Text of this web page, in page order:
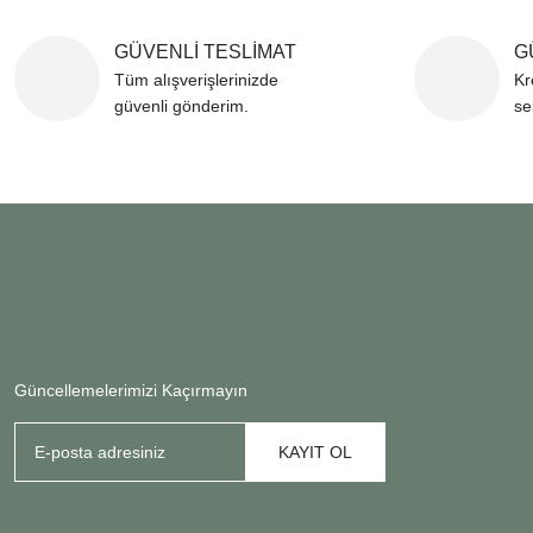
GÜVENLİ TESLİMAT
Tüm alışverişlerinizde
güvenli gönderim.
Güncellemelerimizi Kaçırmayın
KAYIT OL